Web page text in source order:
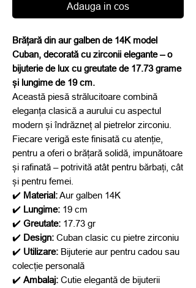
Adauga in cos
Brățară din aur galben de 14K model
Cuban, decorată cu zirconii elegante – o
bijuterie de lux cu greutate de 17.73 grame
și lungime de 19 cm.
Această piesă strălucitoare combină
eleganța clasică a aurului cu aspectul
modern și îndrăzneț al pietrelor zirconiu.
Fiecare verigă este finisată cu atenție,
pentru a oferi o brățară solidă, impunătoare
și rafinată – potrivită atât pentru bărbați, cât
și pentru femei.
✔️ Material:Aur galben 14K
✔️ Lungime: 19 cm
✔️ Greutate: 17.73 gr
✔️ Design: Cuban clasic cu pietre zirconiu
✔️ Utilizare: Bijuterie aur pentru cadou sau
colecție personală
✔️ Ambalaj: Cutie elegantă de bijuterii